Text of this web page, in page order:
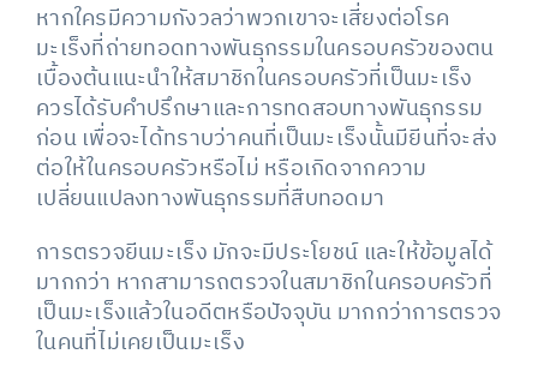
หากใครมีความกังวลว่าพวกเขาจะเสี่ยงต่อโรค
มะเร็งที่ถ่ายทอดทางพันธุกรรมในครอบครัวของตน
เบื้องต้นแนะนำให้สมาชิกในครอบครัวที่เป็นมะเร็ง
ควรได้รับคำปรึกษาและการทดสอบทางพันธุกรรม
ก่อน เพื่อจะได้ทราบว่าคนที่เป็นมะเร็งนั้นมียีนที่จะส่ง
ต่อให้ในครอบครัวหรือไม่ หรือเกิดจากความ
เปลี่ยนแปลงทางพันธุกรรมที่สืบทอดมา
การตรวจยีนมะเร็ง มักจะมีประโยชน์ และให้ข้อมูลได้
มากกว่า หากสามารถตรวจในสมาชิกในครอบครัวที่
เป็นมะเร็งแล้วในอดีตหรือปัจจุบัน มากกว่าการตรวจ
ในคนที่ไม่เคยเป็นมะเร็ง